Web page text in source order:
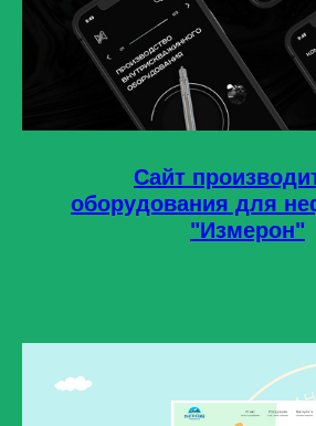
Сайт
оборудования для
"Измерон"